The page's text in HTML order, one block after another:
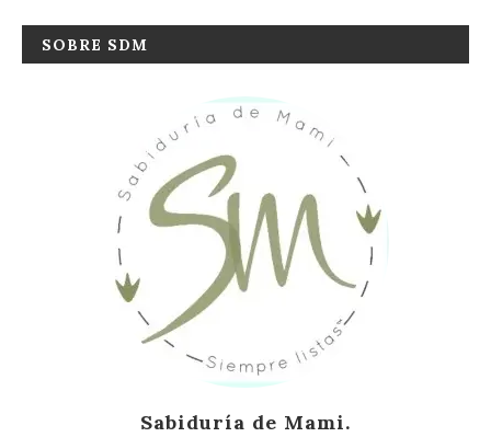
SOBRE SDM
Sabiduría de Mami.